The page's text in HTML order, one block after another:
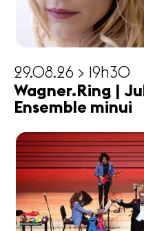
29.08.26 > 19h30
Wagner.Ring |
Ensemble minui